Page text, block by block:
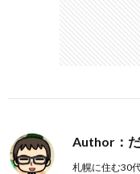
Author：
札幌に住む30